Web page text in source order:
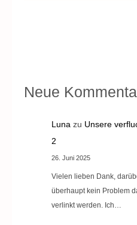
Neue
Luna zu Unsere
2
26. Juni 2025
Vielen lieben Dank,
überhaupt kein Problem
verlinkt werden. Ich…